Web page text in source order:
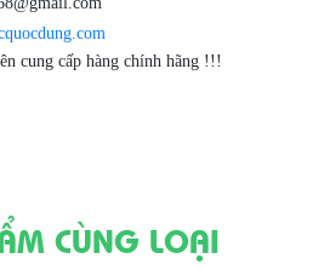
cung cấp hàng chính hãng !!!
CÙNG LOẠI